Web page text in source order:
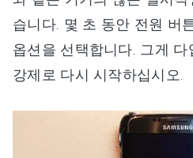
습니다. 몇 초 동안 전원 버
옵션을 선택합니다. 그게
강제로 다시 시작하십시오.